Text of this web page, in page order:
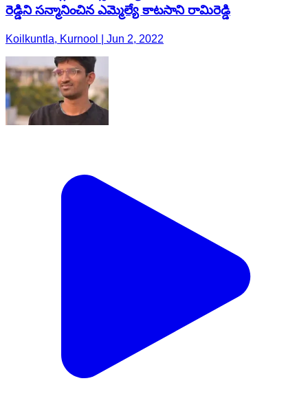
రెడ్డిని సన్మానించిన ఎమ్మెల్యే కాటసాని రామిరెడ్డి
Koilkuntla, Kurnool | Jun 2, 2022